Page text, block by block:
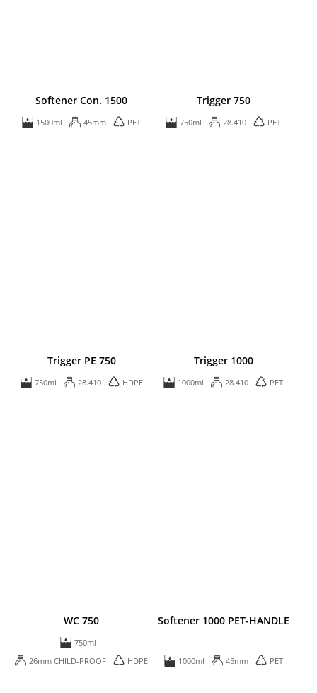
Softener Con. 1500
1500ml 45mm PET
Trigger 750
750ml 28.410 PET
Trigger PE 750
750ml 28.410 HDPE
Trigger 1000
1000ml 28.410 PET
WC 750
750ml
26mm CHILD-PROOF
HDPE
Softener 1000 PET-HANDLE
1000ml 45mm PET